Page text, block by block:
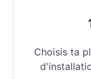
Choisis ta